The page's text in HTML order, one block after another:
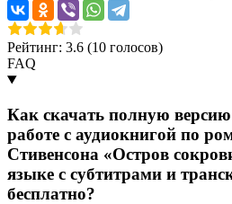
Рейтинг: 3.6 (10 голосов)
FAQ
Как скачать полную
работе с аудиокнигой по
Стивенсона «Остров
языке с субтитрами и
бесплатно?